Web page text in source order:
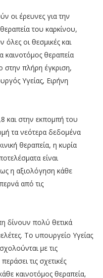
οι έρευνες για την
του καρκίνου,
οι θεσμικές και
καινοτόμος θεραπεία
στην πλήρη έγκριση,
Υγείας, Ειρήνη
και στην εκπομπή του
τα νεότερα δεδομένα
θεραπεία, η κυρία
είναι
η αξιολόγηση κάθε
από τις
δίνουν πολύ θετικά
Το υπουργείο Υγείας
με τις
τις σχετικές
καινοτόμος θεραπεία,